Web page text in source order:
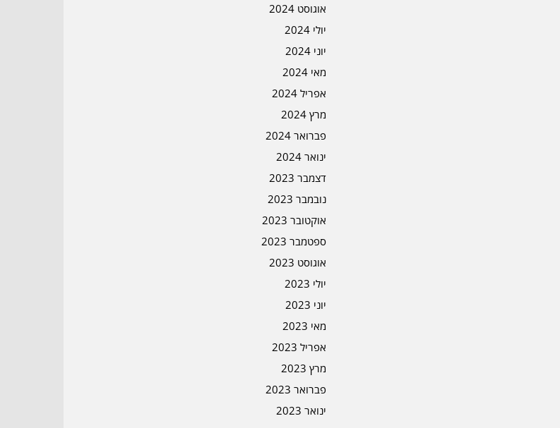
אוגוסט 2024
יולי 2024
יוני 2024
מאי 2024
אפריל 2024
מרץ 2024
פברואר 2024
ינואר 2024
דצמבר 2023
נובמבר 2023
אוקטובר 2023
ספטמבר 2023
אוגוסט 2023
יולי 2023
יוני 2023
מאי 2023
אפריל 2023
מרץ 2023
פברואר 2023
ינואר 2023